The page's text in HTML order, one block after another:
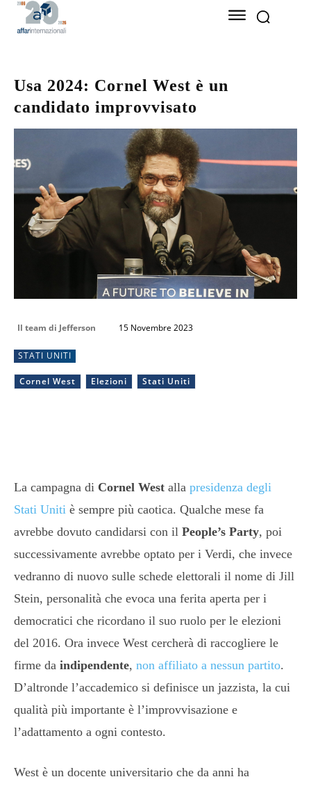
Usa 2024: Cornel West è un
candidato improvvisato
Il team di Jefferson 15 Novembre 2023
STATI UNITI
Cornel West Elezioni Stati Uniti
La campagna di Cornel West alla presidenza degli
Stati Uniti è sempre più caotica. Qualche mese fa
avrebbe dovuto candidarsi con il People’s Party, poi
successivamente avrebbe optato per i Verdi, che invece
vedranno di nuovo sulle schede elettorali il nome di Jill
Stein, personalità che evoca una ferita aperta per i
democratici che ricordano il suo ruolo per le elezioni
del 2016. Ora invece West cercherà di raccogliere le
firme da indipendente, non affiliato a nessun partito.
D’altronde l’accademico si definisce un jazzista, la cui
qualità più importante è l’improvvisazione e
l’adattamento a ogni contesto.
West è un docente universitario che da anni ha